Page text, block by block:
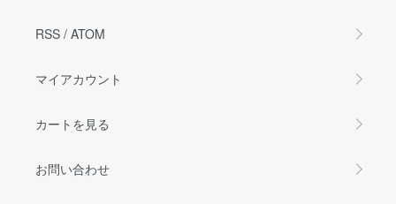
RSS / ATOM
マイアカウント
カートを見る
お問い合わせ